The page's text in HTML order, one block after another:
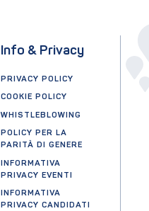
Info & Privacy
PRIVACY POLICY
COOKIE POLICY
WHISTLEBLOWING
POLICY PER LA
PARITÀ DI GENERE
INFORMATIVA
PRIVACY EVENTI
INFORMATIVA
PRIVACY CANDIDATI